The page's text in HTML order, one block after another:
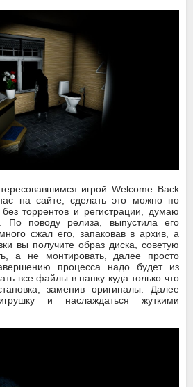
игрой Welcome Back
на сайте, сделать это можно по
торрентов и регистрации, думаю
По поводу релиза, выпустила его
сжал его, запаковав в архив, а
вы получите образ диска, советую
а не монтировать, далее просто
процесса надо будет из
все файлы в папку куда только что
заменив оригиналы. Далее
и наслаждаться жуткими